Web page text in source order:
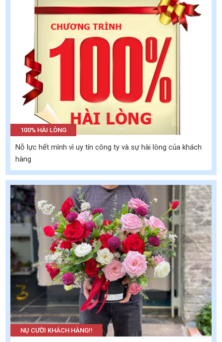
100% HÀI LÒNG
Nỗ lực hết mình vì uy tín công ty và sự hài lòng của khách
hàng
NỤ CƯỜI KHÁCH HÀNG!!